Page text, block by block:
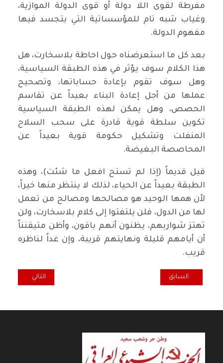
مفرطة لقوى اللا دولة أو قوى الدولة الموازية،
وغياب شبه تام للمؤسساتية التي يتجسد فيها
مفهوم الدولة.
بعد كل ما استعرضناه حول احاطة بلاسخارت، هل
هذا الكلام سوف يؤثر في هذه الطبقة السياسية،
وهل سوف تقوم بإعادة حساباتها، وتصحيح
عملها من أجل إعادة البناء بعيداً عن تقاسم
الحصص، وهل يمكن لهذه الطبقة السياسية
تكوين سلطة قوية قادرة على سحب السلاح
المنفلت وتشكيل حكومة قوية بعيداً عن
المحاصصة البغيضة.
قيل قديماً (إذا لم تستح افعل ما شئت)، وهذه
الطبقة بعيداً عن الحياء، لذلك لا ينتظر منها خيراً،
لأن همها الوحيد هو مصالحها ومصالح من تعمل
لها من الدول، فلن يلتفتوا إلى كلام بلاسخارت، ولن
تهتز شواربهم، يظنون أنهم باقون، وأظن متيقنناً
أن أيامهم قليلة ونهايتهم قريبة، وإن غداً لناظره
قريب.
المقال السابق: عيد المعلم
السابق المقال التالي:
التالي